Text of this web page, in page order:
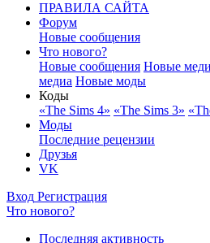
ПРАВИЛА САЙТА
Форум
Новые сообщения
Что нового?
Новые сообщения Новые
медиа Новые моды
Коды
«The Sims 4» «The Sims 3»
Моды
Последние рецензии
Друзья
VK
Вход Регистрация
Что нового?
Последняя активность